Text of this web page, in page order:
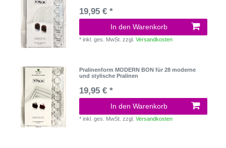
19,95 € *
In den Warenkorb
*inkl. ges. MwSt. zzgl.Versandkosten
Pralinenform MODERN BON für 28 moderne
und stylische Pralinen
19,95 € *
In den Warenkorb
*inkl. ges. MwSt. zzgl.Versandkosten